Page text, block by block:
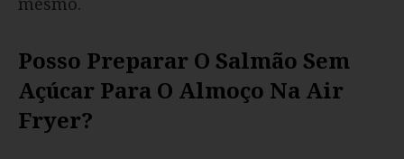
Posso Preparar O Salmão Sem
Açúcar Para O Almoço Na Air
Fryer?